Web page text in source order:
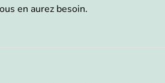
en aurez besoin.